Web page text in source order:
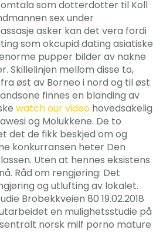
som dotterdotter til Koll
sex under
asker kan det vera fordi
som okcupid dating asiatiske
pupper bilder av nakne
Skillelinjen mellom disse to,
øst av Borneo i nord og til øst
finnes en blanding av
watch our video hovedsakelig
og Molukkene. De to
det de fikk beskjed om og
konkurransen heter Den
Uten at hennes eksistens
Råd om rengjøring: Det
og utlufting av lokalet.
Brobekkveien 80 19.02.2018
en mulighetsstudie på
norsk milf porno mature